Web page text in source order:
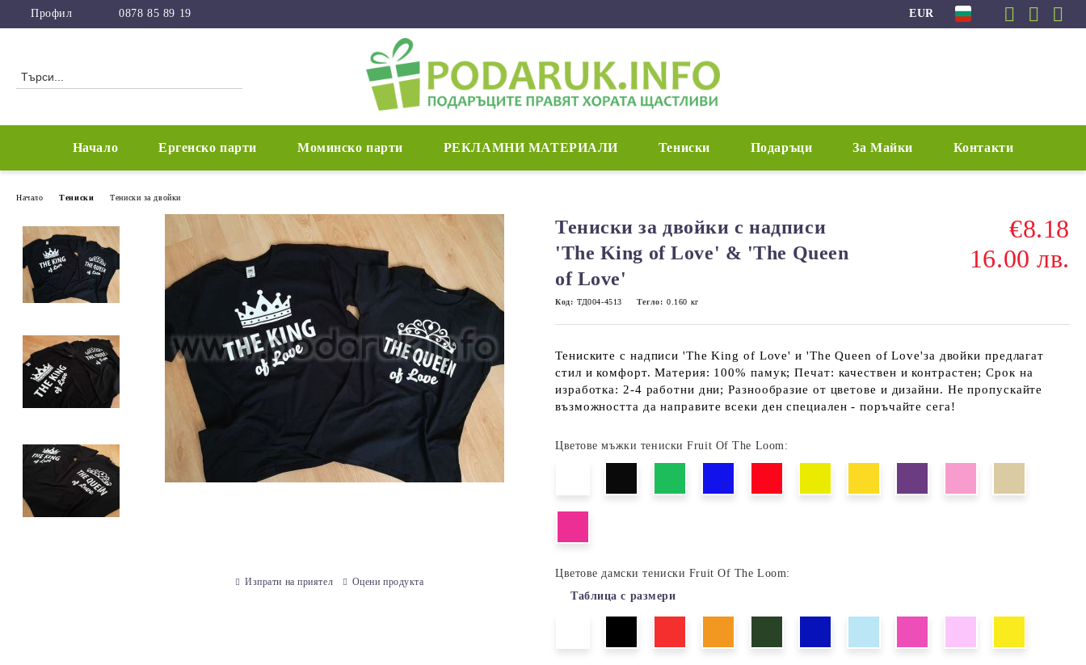
Профил 0878 85 89 19 EUR
Начало Ергенско парти Моминско парти РЕКЛАМНИ МАТЕРИАЛИ Тениски Подаръци За Майки Контакти
Начало Тениски Тениски за двойки
Тениски за двойки с надписи
'The King of Love' & 'The Queen
of Love'
€8.18
16.00 лв.
Код: ТД004-4513 Тегло: 0.160 кг
Тениските с надписи 'The King of Love' и 'The Queen of Love'за двойки предлагат
стил и комфорт. Материя: 100% памук; Печат: качествен и контрастен; Срок на
изработка: 2-4 работни дни; Разнообразие от цветове и дизайни. Не пропускайте
възможността да направите всеки ден специален - поръчайте сега!
Цветове мъжки тениски Fruit Of The Loom:
Цветове дамски тениски Fruit Of The Loom:
Таблица с размери
Изпрати на приятел Оцени продукта